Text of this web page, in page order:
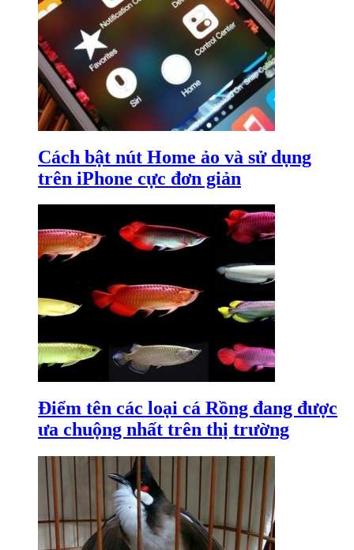
Cách bật nút Home ảo và sử dụng
trên iPhone cực đơn giản
Điểm tên các loại cá Rồng đang được
ưa chuộng nhất trên thị trường